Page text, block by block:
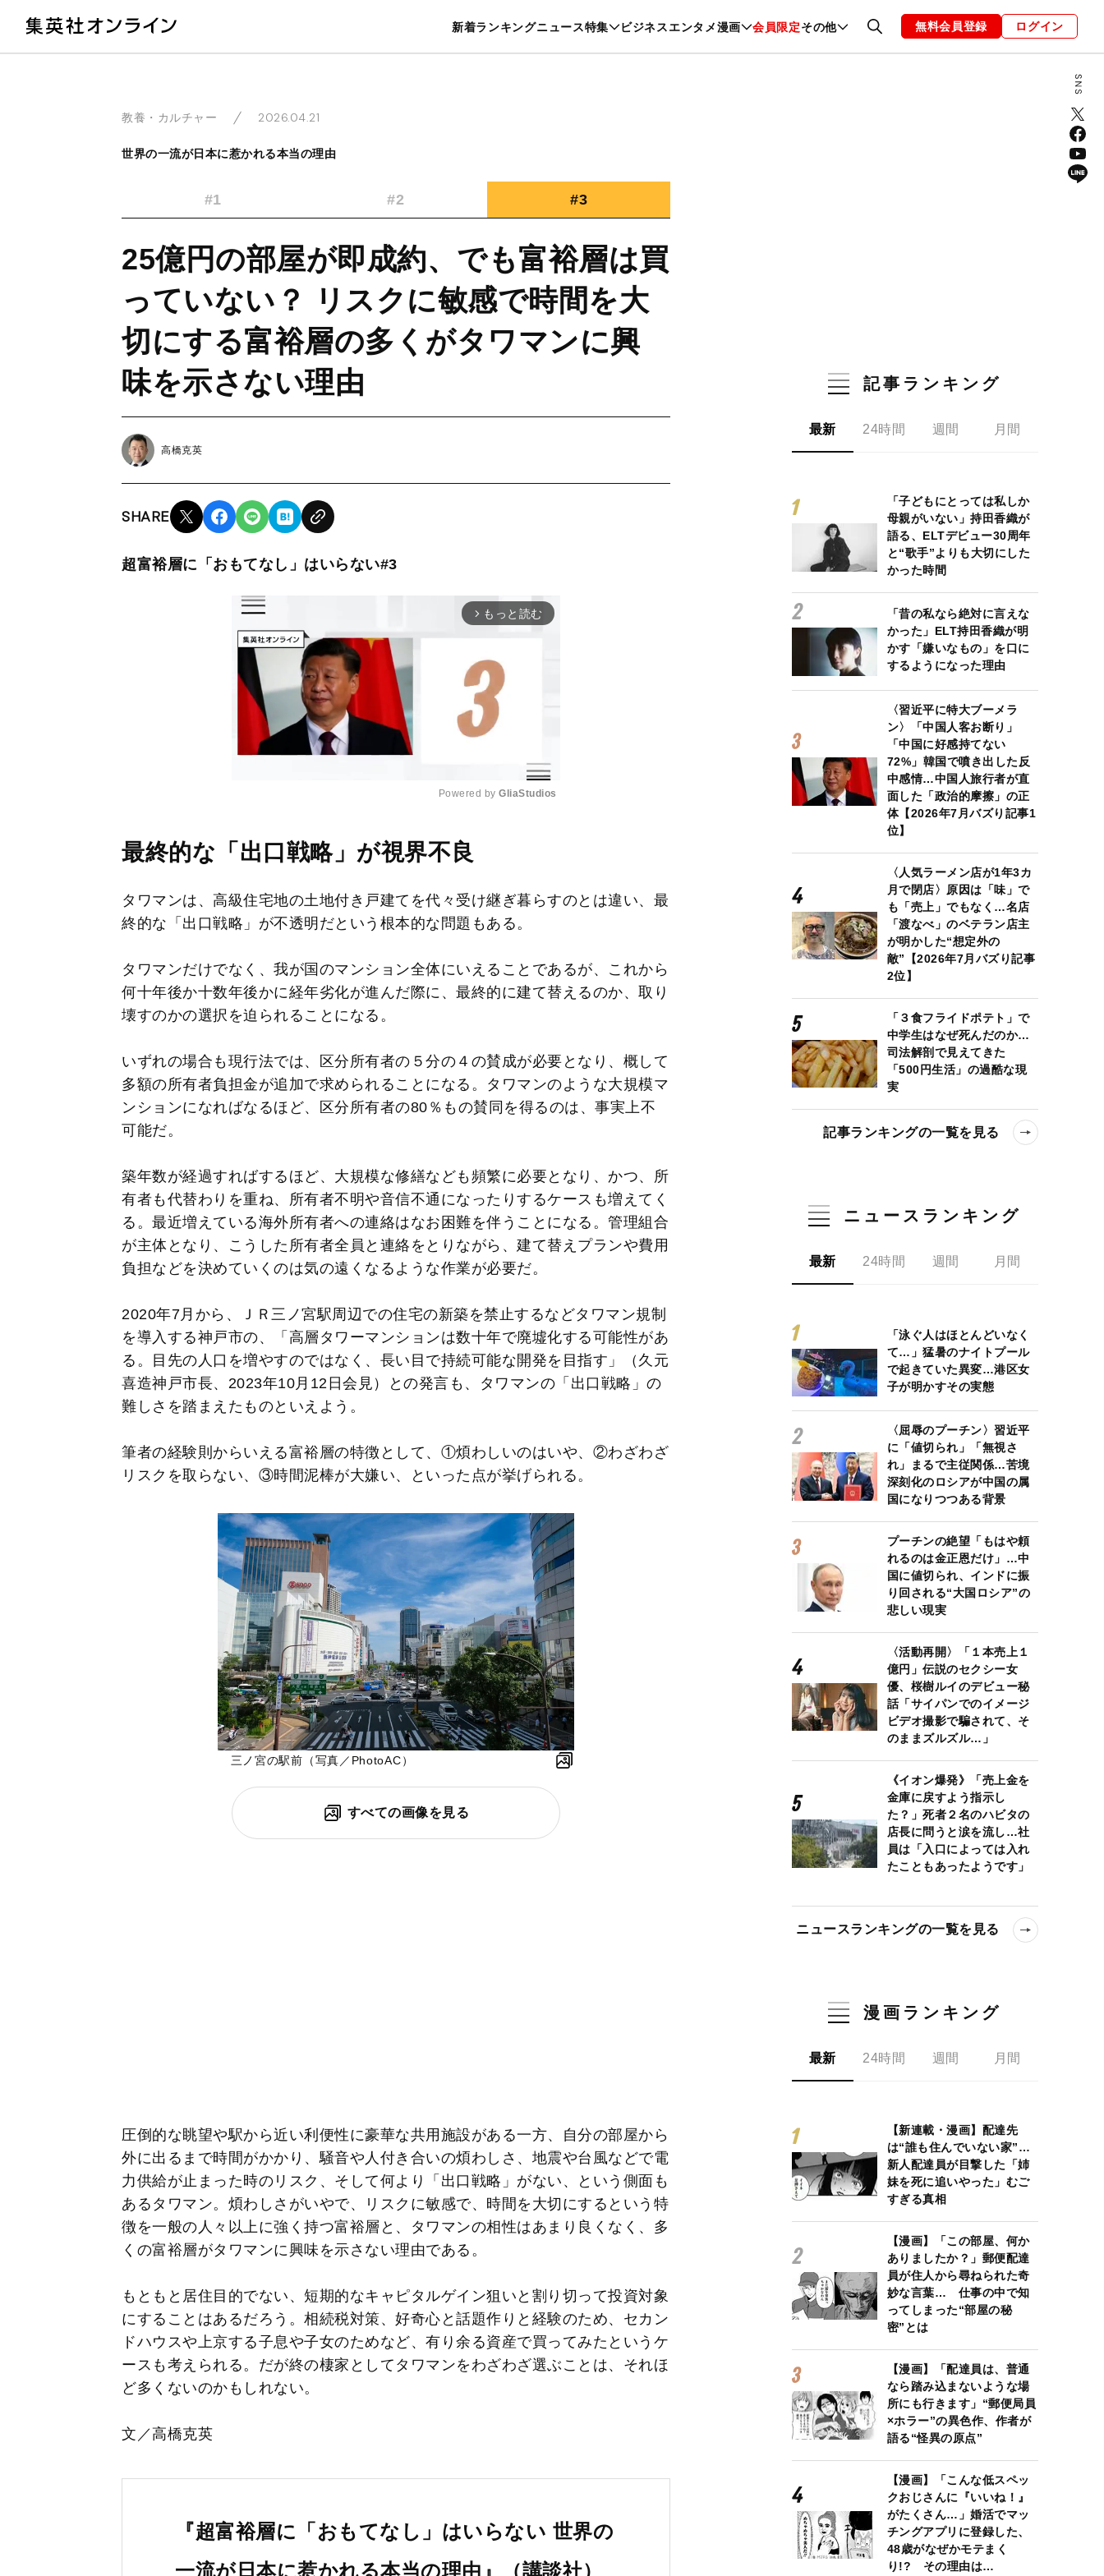
新着ランキングニュース特集 ビジネスエンタメ漫画 会員限定その他
暮らし スポーツ ヘルスケア 美容 グルメ ファッション 恋愛・結婚 編集部 お知らせ
無料会員登録 ログイン
教養・カルチャー 2026.04.21
世界の一流が日本に惹かれる本当の理由
#1 #2 #3
25億円の部屋が即成約、でも富裕層は買
っていない？ リスクに敏感で時間を大
切にする富裕層の多くがタワマンに興
味を示さない理由
高橋克英
SHARE
超富裕層に「おもてなし」はいらない#3
arrow_forward_ios もっと読む
e
Powered by GliaStudios
最終的な「出口戦略」が視界不良
タワマンは、高級住宅地の土地付き戸建てを代々受け継ぎ暮らすのとは違い、最
終的な「出口戦略」が不透明だという根本的な問題もある。
タワマンだけでなく、我が国のマンション全体にいえることであるが、これから
何十年後か十数年後かに経年劣化が進んだ際に、最終的に建て替えるのか、取り
壊すのかの選択を迫られることになる。
いずれの場合も現行法では、区分所有者の５分の４の賛成が必要となり、概して
多額の所有者負担金が追加で求められることになる。タワマンのような大規模マ
ンションになればなるほど、区分所有者の80％もの賛同を得るのは、事実上不
可能だ。
築年数が経過すればするほど、大規模な修繕なども頻繁に必要となり、かつ、所
有者も代替わりを重ね、所有者不明や音信不通になったりするケースも増えてく
る。最近増えている海外所有者への連絡はなお困難を伴うことになる。管理組合
が主体となり、こうした所有者全員と連絡をとりながら、建て替えプランや費用
負担などを決めていくのは気の遠くなるような作業が必要だ。
2020年7月から、ＪＲ三ノ宮駅周辺での住宅の新築を禁止するなどタワマン規制
を導入する神戸市の、「高層タワーマンションは数十年で廃墟化する可能性があ
る。目先の人口を増やすのではなく、長い目で持続可能な開発を目指す」（久元
喜造神戸市長、2023年10月12日会見）との発言も、タワマンの「出口戦略」の
難しさを踏まえたものといえよう。
筆者の経験則からいえる富裕層の特徴として、①煩わしいのはいや、②わざわざ
リスクを取らない、③時間泥棒が大嫌い、といった点が挙げられる。
三ノ宮の駅前（写真／PhotoAC）
すべての画像を見る
圧倒的な眺望や駅から近い利便性に豪華な共用施設がある一方、自分の部屋から
外に出るまで時間がかかり、騒音や人付き合いの煩わしさ、地震や台風などで電
力供給が止まった時のリスク、そして何より「出口戦略」がない、という側面も
あるタワマン。煩わしさがいやで、リスクに敏感で、時間を大切にするという特
徴を一般の人々以上に強く持つ富裕層と、タワマンの相性はあまり良くなく、多
くの富裕層がタワマンに興味を示さない理由である。
もともと居住目的でない、短期的なキャピタルゲイン狙いと割り切って投資対象
にすることはあるだろう。相続税対策、好奇心と話題作りと経験のため、セカン
ドハウスや上京する子息や子女のためなど、有り余る資産で買ってみたというケ
ースも考えられる。だが終の棲家としてタワマンをわざわざ選ぶことは、それほ
ど多くないのかもしれない。
文／高橋克英
『超富裕層に「おもてなし」はいらない 世界の
一流が日本に惹かれる本当の理由』（講談社）
記事ランキング
最新 24時間 週間 月間
「子どもにとっては私しか
母親がいない」持田香織が
語る、ELTデビュー30周年
と“歌手”よりも大切にした
かった時間
「昔の私なら絶対に言えな
かった」ELT持田香織が明
かす「嫌いなもの」を口に
するようになった理由
〈習近平に特大ブーメラ
ン〉「中国人客お断り」
「中国に好感持てない
72%」韓国で噴き出した反
中感情…中国人旅行者が直
面した「政治的摩擦」の正
体【2026年7月バズり記事1
位】
〈人気ラーメン店が1年3カ
月で閉店〉原因は「味」で
も「売上」でもなく…名店
「渡なべ」のベテラン店主
が明かした“想定外の
敵”【2026年7月バズり記事
2位】
「３食フライドポテト」で
中学生はなぜ死んだのか…
司法解剖で見えてきた
「500円生活」の過酷な現
実
記事ランキングの一覧を見る
ニュースランキング
最新 24時間 週間 月間
「泳ぐ人はほとんどいなく
て…」猛暑のナイトプール
で起きていた異変…港区女
子が明かすその実態
〈屈辱のプーチン〉習近平
に「値切られ」「無視さ
れ」まるで主従関係…苦境
深刻化のロシアが中国の属
国になりつつある背景
プーチンの絶望「もはや頼
れるのは金正恩だけ」…中
国に値切られ、インドに振
り回される“大国ロシア”の
悲しい現実
〈活動再開〉「１本売上１
億円」伝説のセクシー女
優、桜樹ルイのデビュー秘
話「サイパンでのイメージ
ビデオ撮影で騙されて、そ
のままズルズル…」
《イオン爆発》「売上金を
金庫に戻すよう指示し
た？」死者２名のハビタの
店長に問うと涙を流し…社
員は「入口によっては入れ
たこともあったようです」
ニュースランキングの一覧を見る
漫画ランキング
最新 24時間 週間 月間
【新連載・漫画】配達先
は“誰も住んでいない家”…
新人配達員が目撃した「姉
妹を死に追いやった」むご
すぎる真相
【漫画】「この部屋、何か
ありましたか？」郵便配達
員が住人から尋ねられた奇
妙な言葉… 仕事の中で知
ってしまった“部屋の秘
密”とは
【漫画】「配達員は、普通
なら踏み込まないような場
所にも行きます」“郵便局員
×ホラー”の異色作、作者が
語る“怪異の原点”
【漫画】「こんな低スペッ
クおじさんに『いいね！』
がたくさん…」婚活でマッ
チングアプリに登録した、
48歳がなぜかモテまく
り!? その理由は…